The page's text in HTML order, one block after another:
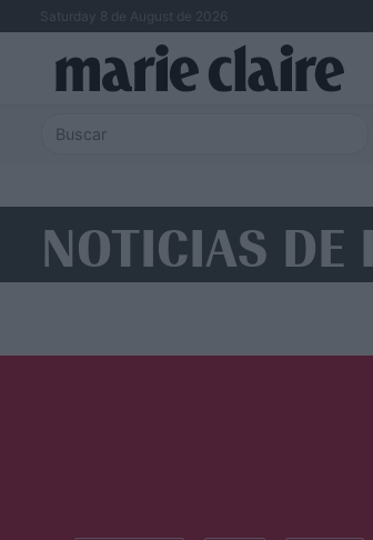
Saturday 8 de August de 2026
NOTICIAS DE